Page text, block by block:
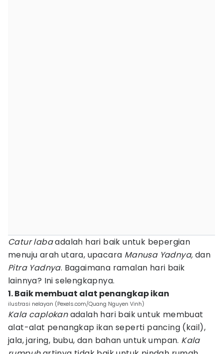
Catur labaadalah hari baik untuk bepergian
menuju arah utara, upacara Manusa Yadnya, dan
Pitra Yadnya. Bagaimana ramalan hari baik
lainnya? Ini selengkapnya.
1. Baik membuat alat penangkap ikan
ilustrasi nelayan (Pexels.com/Quang Nguyen Vinh)
Kala caplokanadalah hari baik untuk membuat
alat-alat penangkap ikan seperti pancing (kail),
jala, jaring, bubu, dan bahan untuk umpan. Kala